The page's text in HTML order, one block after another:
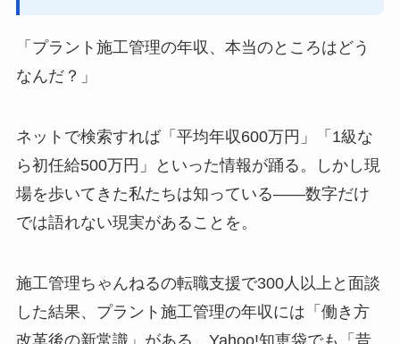
「プラント施工管理の年収、本当のところはどう
なんだ？」
ネットで検索すれば「平均年収600万円」「1級な
ら初任給500万円」といった情報が踊る。しかし現
場を歩いてきた私たちは知っている——数字だけ
では語れない現実があることを。
施工管理ちゃんねるの転職支援で300人以上と面談
した結果、プラント施工管理の年収には「働き方
改革後の新常識」がある。Yahoo!知恵袋でも「昔